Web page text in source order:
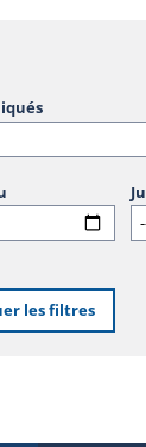
les filtres